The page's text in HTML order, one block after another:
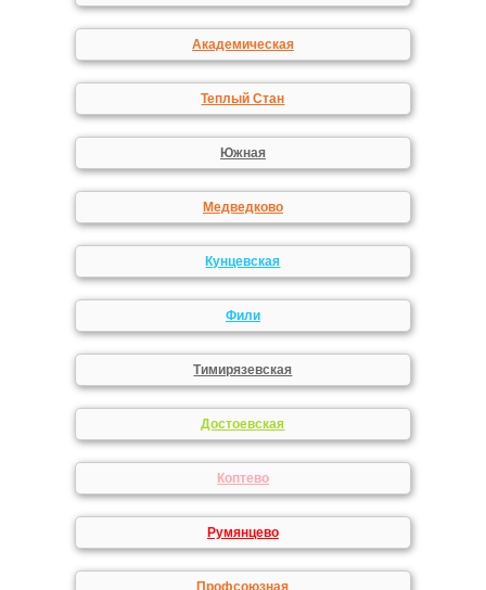
Академическая
Теплый Стан
Южная
Медведково
Кунцевская
Фили
Тимирязевская
Достоевская
Коптево
Румянцево
Профсоюзная